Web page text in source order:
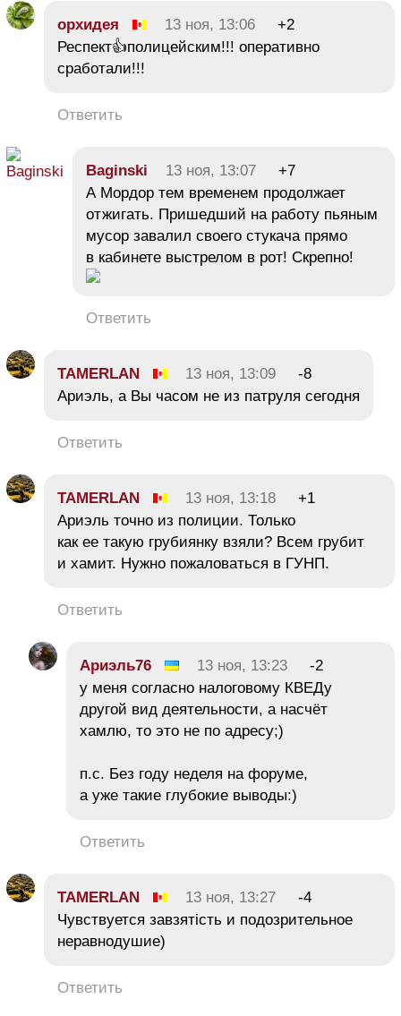
орхидея 13 ноя, 13:06
+2
Респект👍полицейским!!! оперативно
сработали!!!
Ответить
Baginski 13 ноя, 13:07
+7
А Мордор тем временем продолжает
отжигать. Пришедший на работу пьяным
мусор завалил своего стукача прямо
в кабинете выстрелом в рот! Скрепно!
Ответить
TAMERLAN 13 ноя, 13:09
-8
Ариэль, а Вы часом не из патруля сегодня
Ответить
TAMERLAN 13 ноя, 13:18
+1
Ариэль точно из полиции. Только
как ее такую грубиянку взяли? Всем грубит
и хамит. Нужно пожаловаться в ГУНП.
Ответить
Ариэль76 13 ноя, 13:23
-2
у меня согласно налоговому КВЕДу
другой вид деятельности, а насчёт
хамлю, то это не по адресу;)
п.с. Без году неделя на форуме,
а уже такие глубокие выводы:)
Ответить
TAMERLAN 13 ноя, 13:27
-4
Чувствуется завзятість и подозрительное
неравнодушие)
Ответить